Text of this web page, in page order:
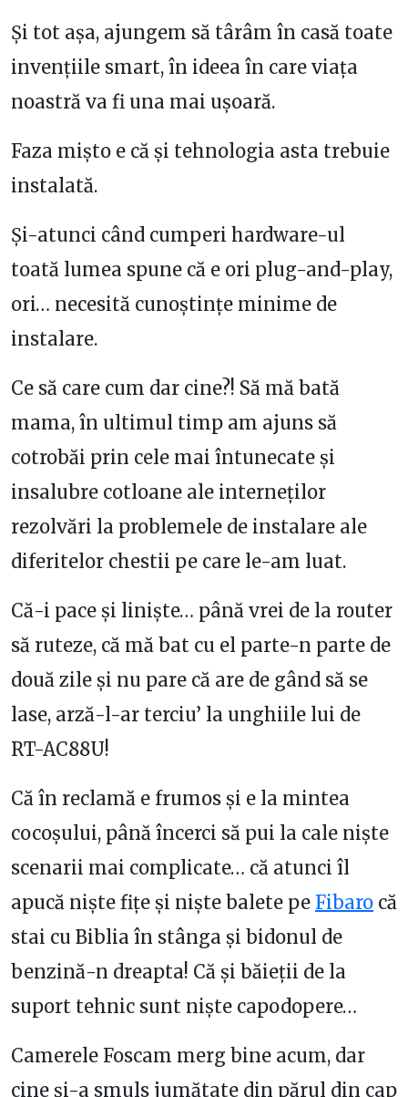
Și tot așa, ajungem să târâm în casă toate
invențiile smart, în ideea în care viața
noastră va fi una mai ușoară.
Faza mișto e că și tehnologia asta trebuie
instalată.
Și-atunci când cumperi hardware-ul
toată lumea spune că e ori plug-and-play,
ori… necesită cunoștințe minime de
instalare.
Ce să care cum dar cine?! Să mă bată
mama, în ultimul timp am ajuns să
cotrobăi prin cele mai întunecate și
insalubre cotloane ale interneților
rezolvări la problemele de instalare ale
diferitelor chestii pe care le-am luat.
Că-i pace și liniște… până vrei de la router
să ruteze, că mă bat cu el parte-n parte de
două zile și nu pare că are de gând să se
lase, arză-l-ar terciu’ la unghiile lui de
RT-AC88U!
Că în reclamă e frumos și e la mintea
cocoșului, până încerci să pui la cale niște
scenarii mai complicate… că atunci îl
apucă niște fițe și niște balete pe Fibaro că
stai cu Biblia în stânga și bidonul de
benzină-n dreapta! Că și băieții de la
suport tehnic sunt niște capodopere…
Camerele Foscam merg bine acum, dar
cine și-a smuls jumătate din părul din cap